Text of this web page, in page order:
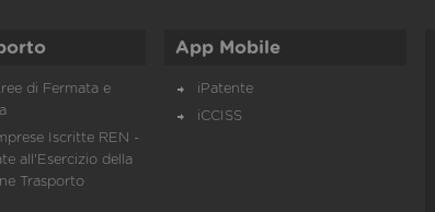
di Fermata e
Iscritte REN -
all'Esercizio della
Trasporto
App Mobile
iPatente
iCCISS